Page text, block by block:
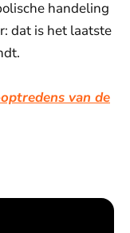
handeling
dat is het laatste
van de